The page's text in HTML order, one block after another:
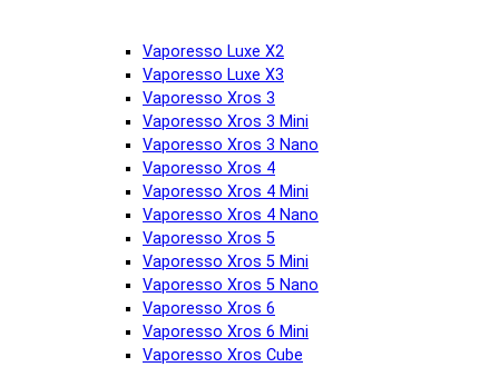
Vaporesso Luxe X2
Vaporesso Luxe X3
Vaporesso Xros 3
Vaporesso Xros 3 Mini
Vaporesso Xros 3 Nano
Vaporesso Xros 4
Vaporesso Xros 4 Mini
Vaporesso Xros 4 Nano
Vaporesso Xros 5
Vaporesso Xros 5 Mini
Vaporesso Xros 5 Nano
Vaporesso Xros 6
Vaporesso Xros 6 Mini
Vaporesso Xros Cube